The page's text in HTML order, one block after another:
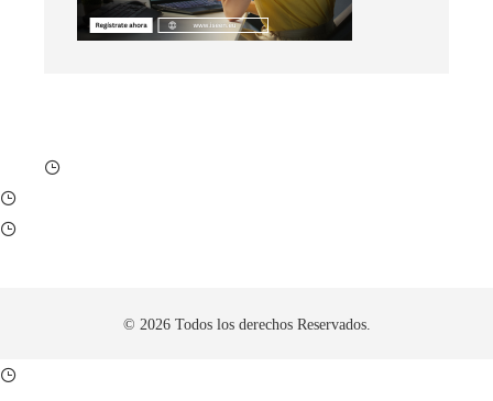
© 2026 Todos los derechos Reservados.